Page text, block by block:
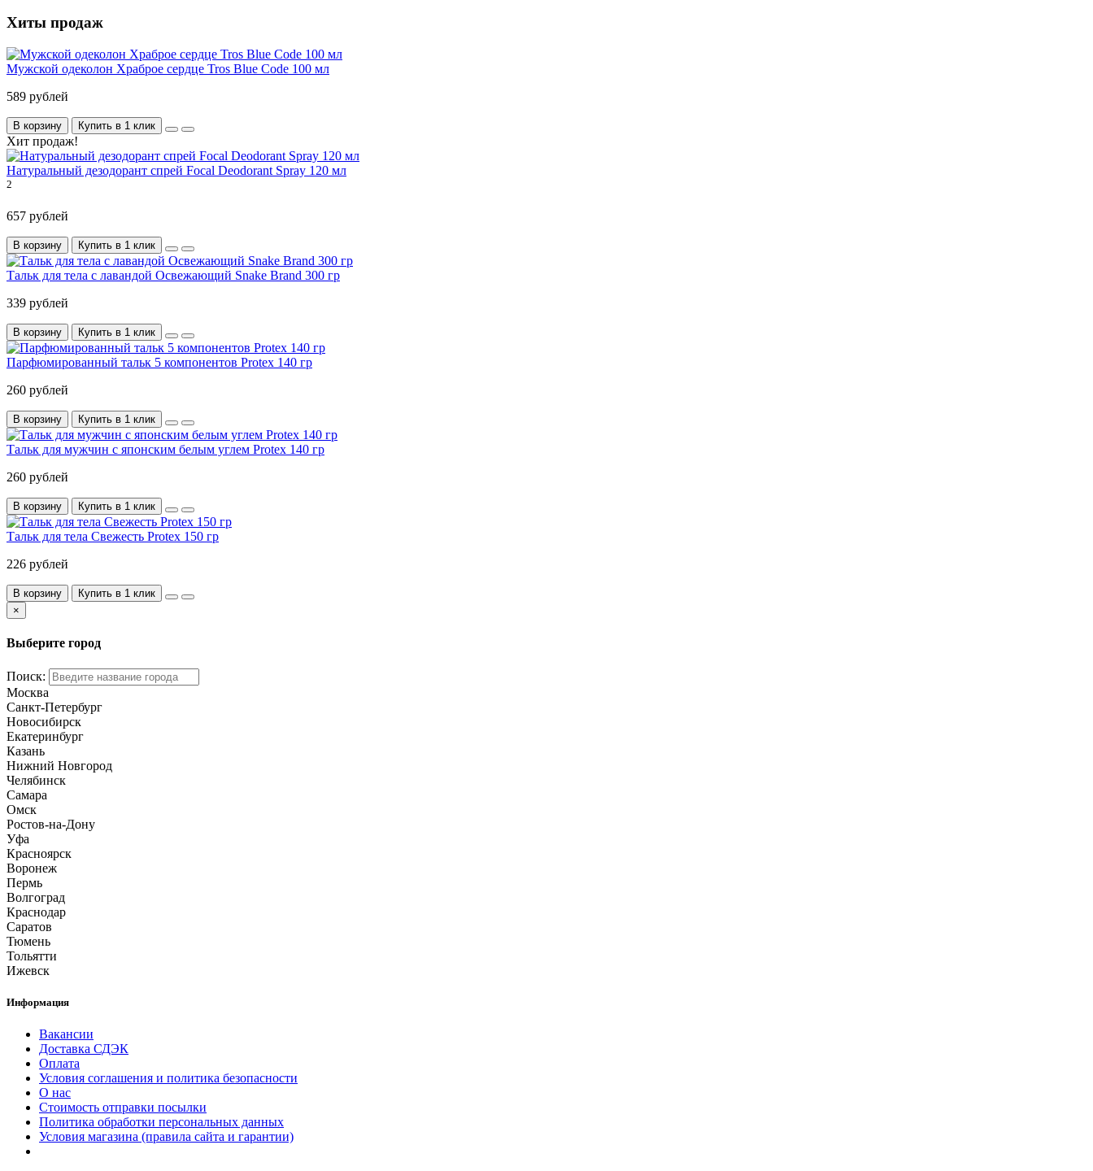
Хиты продаж
Мужской одеколон Храброе сердце Tros Blue Code 100 мл
589 рублей
В корзину Купить в 1 клик
Хит продаж!
Натуральный дезодорант спрей Focal Deodorant Spray 120 мл
2
657 рублей
В корзину Купить в 1 клик
Тальк для тела с лавандой Освежающий Snake Brand 300 гр
339 рублей
В корзину Купить в 1 клик
Парфюмированный тальк 5 компонентов Protex 140 гр
260 рублей
В корзину Купить в 1 клик
Тальк для мужчин с японским белым углем Protex 140 гр
260 рублей
В корзину Купить в 1 клик
Тальк для тела Свежесть Protex 150 гр
226 рублей
В корзину
Купить в 1 клик
×
Выберите город
Поиск:
Москва
Санкт-Петербург
Новосибирск
Екатеринбург
Казань
Нижний Новгород
Челябинск
Самара
Омск
Ростов-на-Дону
Уфа
Красноярск
Воронеж
Пермь
Волгоград
Краснодар
Саратов
Тюмень
Тольятти
Ижевск
Информация
Вакансии
Доставка СДЭК
Оплата
Условия соглашения и политика безопасности
О нас
Стоимость отправки посылки
Политика обработки персональных данных
Условия магазина (правила сайта и гарантии)